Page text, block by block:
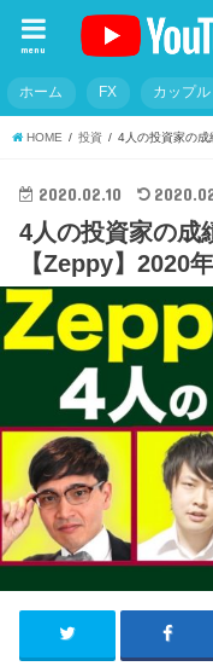
menu
ホーム FX カップル
HOME 投資 4人の投資家の
2020.02.10
4人の投資家の成
【Zeppy】2020